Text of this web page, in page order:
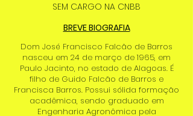
SEM CARGO NA CNBB
BREVE BIOGRAFIA
Dom José Francisco Falcão de Barros
nasceu em 24 de março de 1965, em
Paulo Jacinto, no estado de Alagoas. É
filho de Guido Falcão de Barros e
Francisca Barros. Possui sólida formação
acadêmica, sendo graduado em
Engenharia Agronômica pela